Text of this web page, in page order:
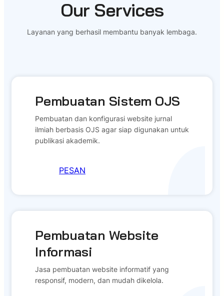
Our Services
Layanan yang berhasil membantu banyak lembaga.
Pembuatan Sistem OJS
Pembuatan dan konfigurasi website jurnal
ilmiah berbasis OJS agar siap digunakan untuk
publikasi akademik.
PESAN
Pembuatan Website
Informasi
Jasa pembuatan website informatif yang
responsif, modern, dan mudah dikelola.